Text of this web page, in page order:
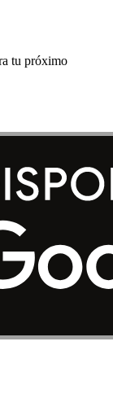
tu próximo